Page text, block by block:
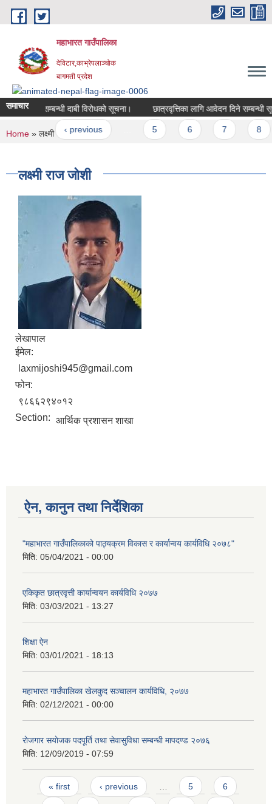
Skip to main content
महाभारत गाउँपालिका
देविटार,काभ्रेपलाञ्चोक
बागमती प्रदेश
समाचार
भुक्तानी सम्बन्धी दाबी विरोधको सूचना। छात्रवृत्तिका लागि आवेदन दिने सम्बन्धी
« first ‹ previous
You are here
Home » लक्ष्मी राज जोशी
लक्ष्मी राज जोशी
लेखापाल
ईमेल:
laxmijoshi945@gmail.com
फोन:
९८६६२९४०१२
Section: आर्थिक प्रशासन शाखा
ऐन, कानुन तथा निर्देशिका
"महाभारत गाउँपालिकाको पाठ्यक्रम विकास र कार्यान्वय कार्यविधि २०७८"
मिति: 05/04/2021 - 00:00
एकिकृत छात्रवृत्ती कार्यान्वयन कार्यविधि २०७७
मिति: 03/03/2021 - 13:27
शिक्षा ऐन
मिति: 03/01/2021 - 18:13
महाभारत गाउँपालिका खेलकुद सञ्चालन कार्यविधि, २०७७
मिति: 02/12/2021 - 00:00
राेजगार स‌याेजक पदपूर्ति तथा सेवासुविधा सम्बन्धी मापदण्ड २०७६
मिति: 12/09/2019 - 07:59
Pages
« first ‹ previous 5 6